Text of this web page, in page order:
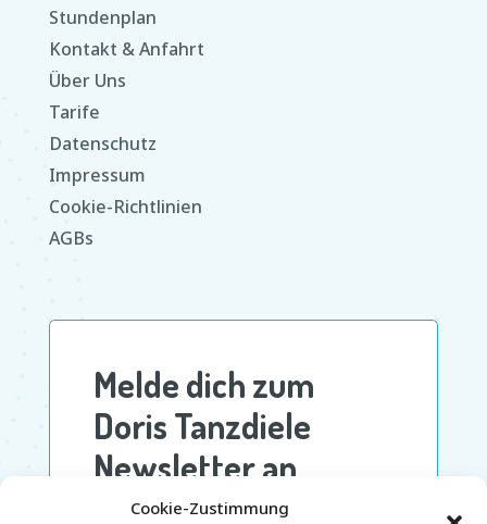
Cookie-Zustimmung
Stundenplan
Kontakt & Anfahrt
Über Uns
Tarife
Datenschutz
Impressum
Cookie-Richtlinien
AGBs